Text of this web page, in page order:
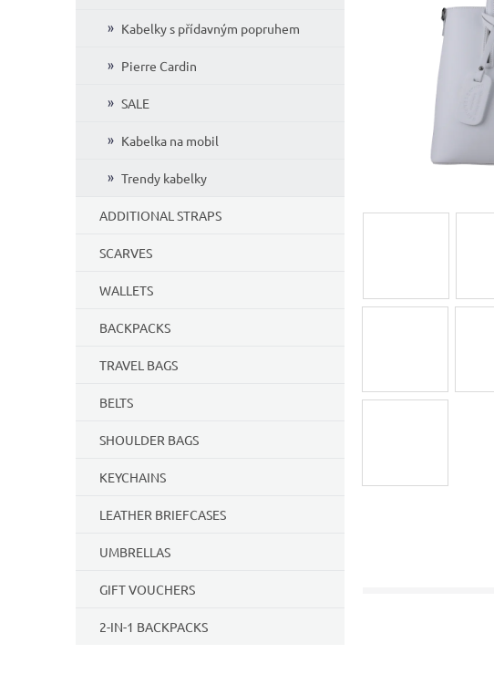
Kabelky s přídavným popruhem
Pierre Cardin
SALE
Kabelka na mobil
Trendy kabelky
ADDITIONAL STRAPS
SCARVES
WALLETS
BACKPACKS
TRAVEL BAGS
BELTS
SHOULDER BAGS
KEYCHAINS
LEATHER BRIEFCASES
UMBRELLAS
GIFT VOUCHERS
2-IN-1 BACKPACKS